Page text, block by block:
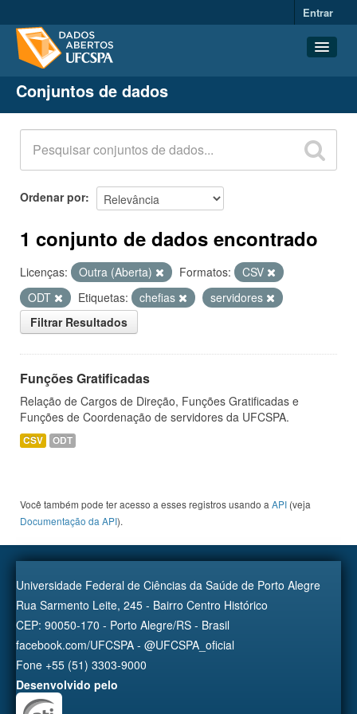
Entrar
Conjuntos de dados
Organizações
Grupos
Sobre
Conjuntos de dados
Ordenar por
1 conjunto de dados encontrado
Licenças: Outra (Aberta) Formatos:
CSV
ODT
Etiquetas: chefias
servidores
Filtrar Resultados
Funções Gratificadas
Relação de Cargos de Direção, Funções Gratificadas e
Funções de Coordenação de servidores da UFCSPA.
CSV ODT
Você também pode ter acesso a esses registros usando a API (veja
Documentação da API).
Universidade Federal de Ciências da Saúde de Porto Alegre
Rua Sarmento Leite, 245 - Bairro Centro Histórico
CEP: 90050-170 - Porto Alegre/RS - Brasil
facebook.com/UFCSPA - @UFCSPA_oficial
Fone +55 (51) 3303-9000
Desenvolvido pelo